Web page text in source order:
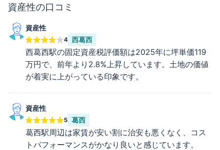
資産性の口コミ
資産性
4 西葛西
西葛西駅の固定資産税評価額は2025年に坪単価119
万円で、前年より2.8%上昇しています。土地の価値
が着実に上がっている印象です。
資産性
5 葛西
葛西駅周辺は家賃が安い割に治安も悪くなく、コス
トパフォーマンスがかなり良いと感じています。